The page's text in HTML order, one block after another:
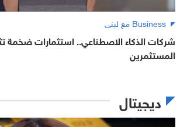
Business مع لبنى
شركات الذكاء الاصطناعي.. استثمارات ضخمة
المستثمرين
ديجيتال